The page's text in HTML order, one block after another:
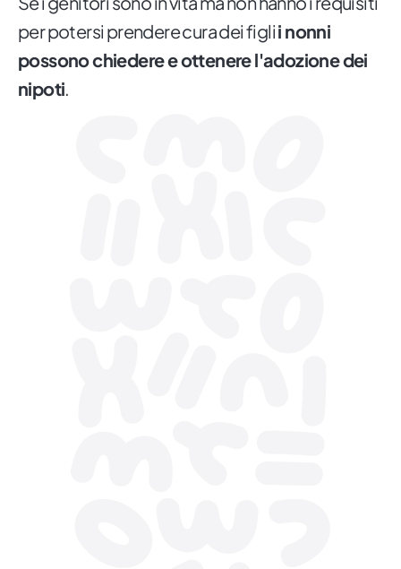
per potersi prendere cura dei figlii nonni
possono chiedere e ottenere l'adozione dei
nipoti.